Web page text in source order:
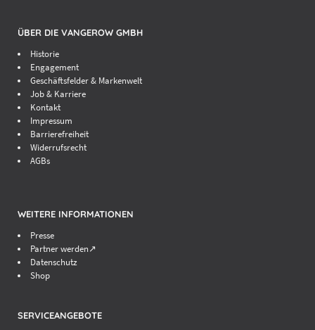
ÜBER DIE VANGEROW GMBH
Historie
Engagement
Geschäftsfelder & Markenwelt
Job & Karriere
Kontakt
Impressum
Barrierefreiheit
Widerrufsrecht
AGBs
WEITERE INFORMATIONEN
Presse
Partner werden↗
Datenschutz
Shop
SERVICEANGEBOTE